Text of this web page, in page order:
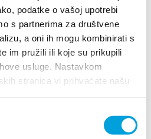
podatke o vašoj upotrebi
s partnerima za društvene
a oni ih mogu kombinirati s
im pružili ili koje su prikupili
usluge. Nastavkom
stranica vi prihvaćate našu